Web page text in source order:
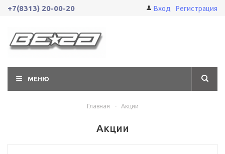
+7(8313) 20-00-20 Вход Регистрация
МЕНЮ
Главная - Акции
Акции